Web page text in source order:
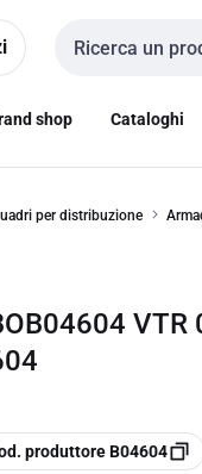
Cerca input
shop Cataloghi
per distribuzione
VTR
produttore B04604